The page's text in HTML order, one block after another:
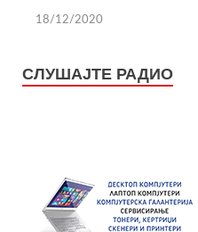
18/12/2020
СЛУШАЈТЕ РАДИО